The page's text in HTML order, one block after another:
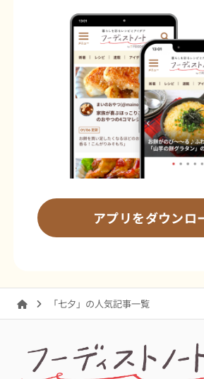
アプリをダウンロ
「七夕」の人気記事一覧